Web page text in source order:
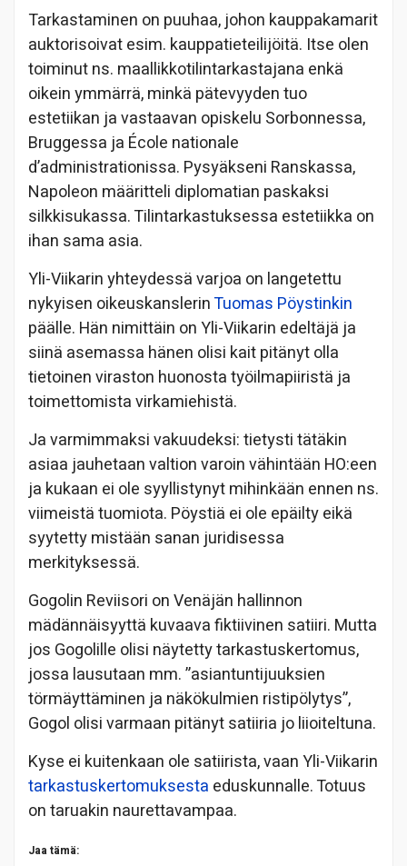
Tarkastaminen on puuhaa, johon kauppakamarit
auktorisoivat esim. kauppatieteilijöitä. Itse olen
toiminut ns. maallikkotilintarkastajana enkä
oikein ymmärrä, minkä pätevyyden tuo
estetiikan ja vastaavan opiskelu Sorbonnessa,
Bruggessa ja École nationale
d’administrationissa. Pysyäkseni Ranskassa,
Napoleon määritteli diplomatian paskaksi
silkkisukassa. Tilintarkastuksessa estetiikka on
ihan sama asia.
Yli-Viikarin yhteydessä varjoa on langetettu
nykyisen oikeuskanslerinTuomas Pöystinkin
päälle. Hän nimittäin on Yli-Viikarin edeltäjä ja
siinä asemassa hänen olisi kait pitänyt olla
tietoinen viraston huonosta työilmapiiristä ja
toimettomista virkamiehistä.
Ja varmimmaksi vakuudeksi: tietysti tätäkin
asiaa jauhetaan valtion varoin vähintään HO:een
ja kukaan ei ole syyllistynyt mihinkään ennen ns.
viimeistä tuomiota. Pöystiä ei ole epäilty eikä
syytetty mistään sanan juridisessa
merkityksessä.
Gogolin Reviisori on Venäjän hallinnon
mädännäisyyttä kuvaava fiktiivinen satiiri. Mutta
jos Gogolille olisi näytetty tarkastuskertomus,
jossa lausutaan mm. ”asiantuntijuuksien
törmäyttäminen ja näkökulmien ristipölytys”,
Gogol olisi varmaan pitänyt satiiria jo liioiteltuna.
Kyse ei kuitenkaan ole satiirista, vaan Yli-Viikarin
tarkastuskertomuksesta eduskunnalle. Totuus
on taruakin naurettavampaa.
Jaa tämä: